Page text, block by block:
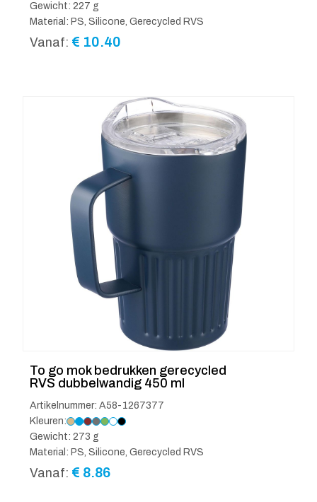
Gewicht: 227 g
Material: PS, Silicone, Gerecycled RVS
Vanaf: € 10.40
To go mok bedrukken gerecycled
RVS dubbelwandig 450 ml
Artikelnummer: A58-1267377
Kleuren:
Gewicht: 273 g
Material: PS, Silicone, Gerecycled RVS
Vanaf: € 8.86